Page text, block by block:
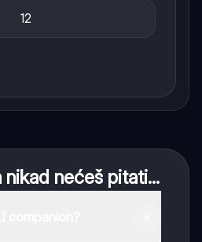
12
nikad nećeš pitati...